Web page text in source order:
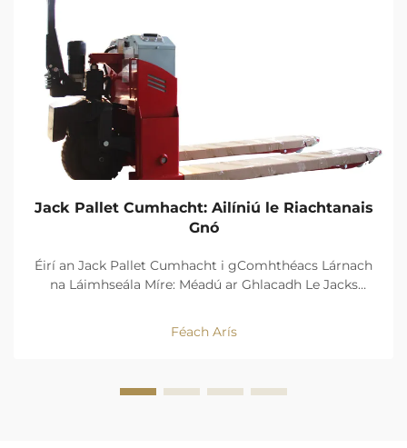
Jack Pallet Cumhacht: Ailíniú le Riachtanais
Gnó
Éirí an Jack Pallet Cumhacht i gComhthéacs Lárnach
na Láimhseála Míre: Méadú ar Ghlacadh Le Jacks
bogadh mór i dtreo jackanna pallet cumhachtaithe
Féach Arís